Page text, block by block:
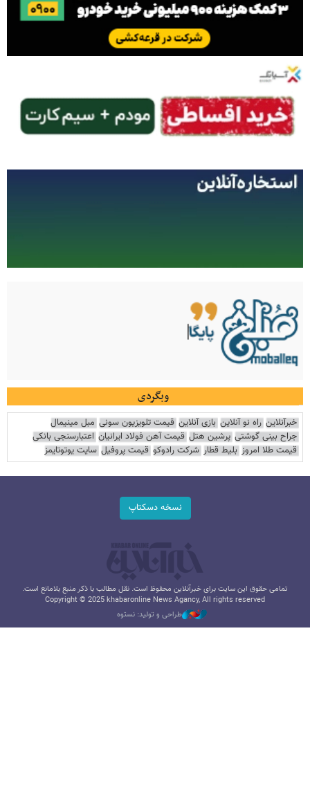
وبگردی
خبرآنلاین راه نو آنلاین بازی آنلاین قیمت تلویزیون سونی مبل مینیمال
جراح بینی گوشتی پرشین هتل قیمت آهن فولاد ایرانیان اعتبارسنجی بانکی
قیمت طلا امروز بلیط قطار شرکت رادوکو قیمت پروفیل سایت یوتوتایمز
نسخه دسکتاپ
تمامی حقوق این سایت برای خبرآنلاین محفوظ است. نقل مطالب با ذکر منبع بلامانع است.
Copyright © 2025 khabaronline News Agancy, All rights reserved
طراحی و تولید: نستوه